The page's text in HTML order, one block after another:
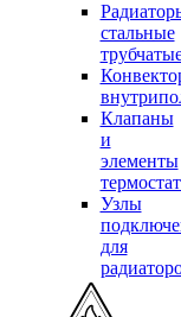
стальные
Клапаны
и
элементы
Узлы
для